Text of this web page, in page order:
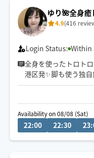
ゆり🌺全身癒
4.9(416
Login Status: Within
全身を使ったトロト
港区発✨脚も使う独
Availability on 08/08 (Sat)
22:00 22:30